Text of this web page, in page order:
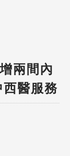
兩間內
醫服務